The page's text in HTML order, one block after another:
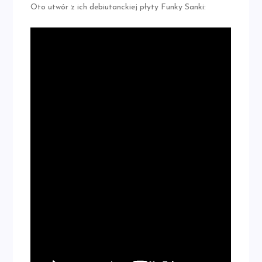
Oto utwór z ich debiutanckiej płyty Funky Sanki: